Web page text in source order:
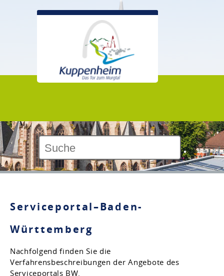
Serviceportal–Baden-
Württemberg
Nachfolgend finden Sie die
Verfahrensbeschreibungen der Angebote des
Serviceportals BW.